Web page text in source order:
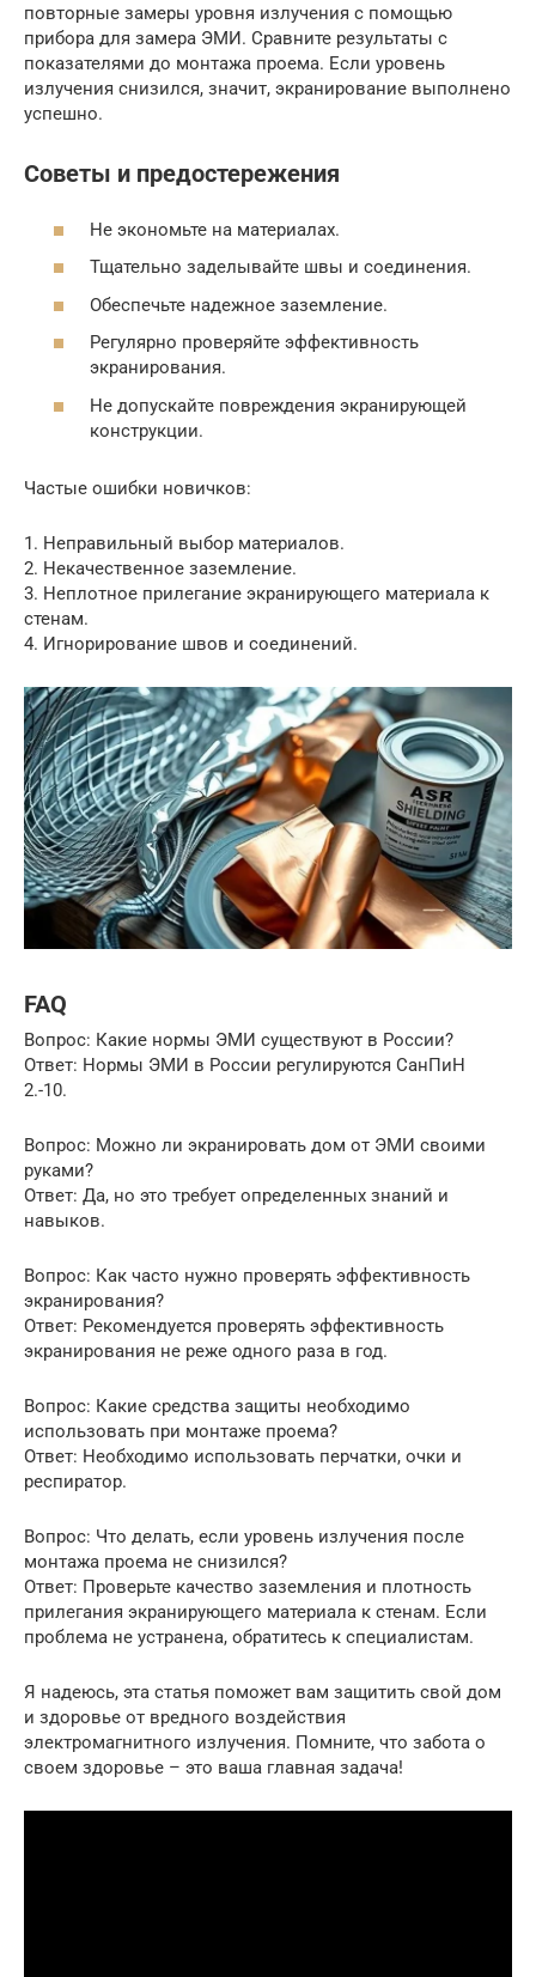
повторные замеры уровня излучения с помощью
прибора для замера ЭМИ. Сравните результаты с
показателями до монтажа проема. Если уровень
излучения снизился, значит, экранирование выполнено
успешно.
Советы и предостережения
Не экономьте на материалах.
Тщательно заделывайте швы и соединения.
Обеспечьте надежное заземление.
Регулярно проверяйте эффективность
экранирования.
Не допускайте повреждения экранирующей
конструкции.
Частые ошибки новичков:
1. Неправильный выбор материалов.
2. Некачественное заземление.
3. Неплотное прилегание экранирующего материала к
стенам.
4. Игнорирование швов и соединений.
FAQ
Вопрос: Какие нормы ЭМИ существуют в России?
Ответ: Нормы ЭМИ в России регулируются СанПиН
2.-10.
Вопрос: Можно ли экранировать дом от ЭМИ своими
руками?
Ответ: Да, но это требует определенных знаний и
навыков.
Вопрос: Как часто нужно проверять эффективность
экранирования?
Ответ: Рекомендуется проверять эффективность
экранирования не реже одного раза в год.
Вопрос: Какие средства защиты необходимо
использовать при монтаже проема?
Ответ: Необходимо использовать перчатки, очки и
респиратор.
Вопрос: Что делать, если уровень излучения после
монтажа проема не снизился?
Ответ: Проверьте качество заземления и плотность
прилегания экранирующего материала к стенам. Если
проблема не устранена, обратитесь к специалистам.
Я надеюсь, эта статья поможет вам защитить свой дом
и здоровье от вредного воздействия
электромагнитного излучения. Помните, что забота о
своем здоровье – это ваша главная задача!